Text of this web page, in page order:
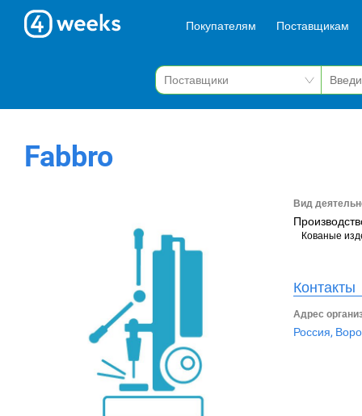
Покупателям Поставщикам
Fabbro
Вид
Кованые
Контакты
Адрес
Россия,